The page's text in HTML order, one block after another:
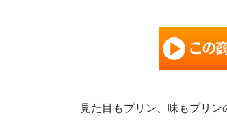
見た目もプリン、味もプリン